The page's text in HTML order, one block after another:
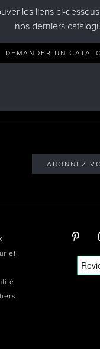
les liens ci-
nos derniers
DEMANDER UN
ABONNEZ-
et